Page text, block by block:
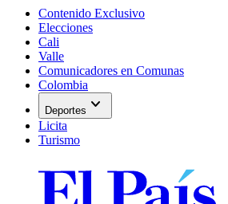
Contenido Exclusivo
Elecciones
Cali
Valle
Comunicadores en Comunas
Colombia
Deportes expand_more
Licita
Turismo